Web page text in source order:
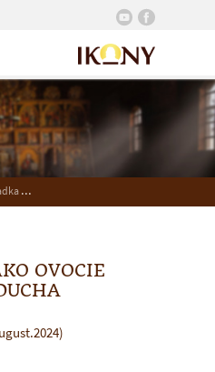
OVOCIE